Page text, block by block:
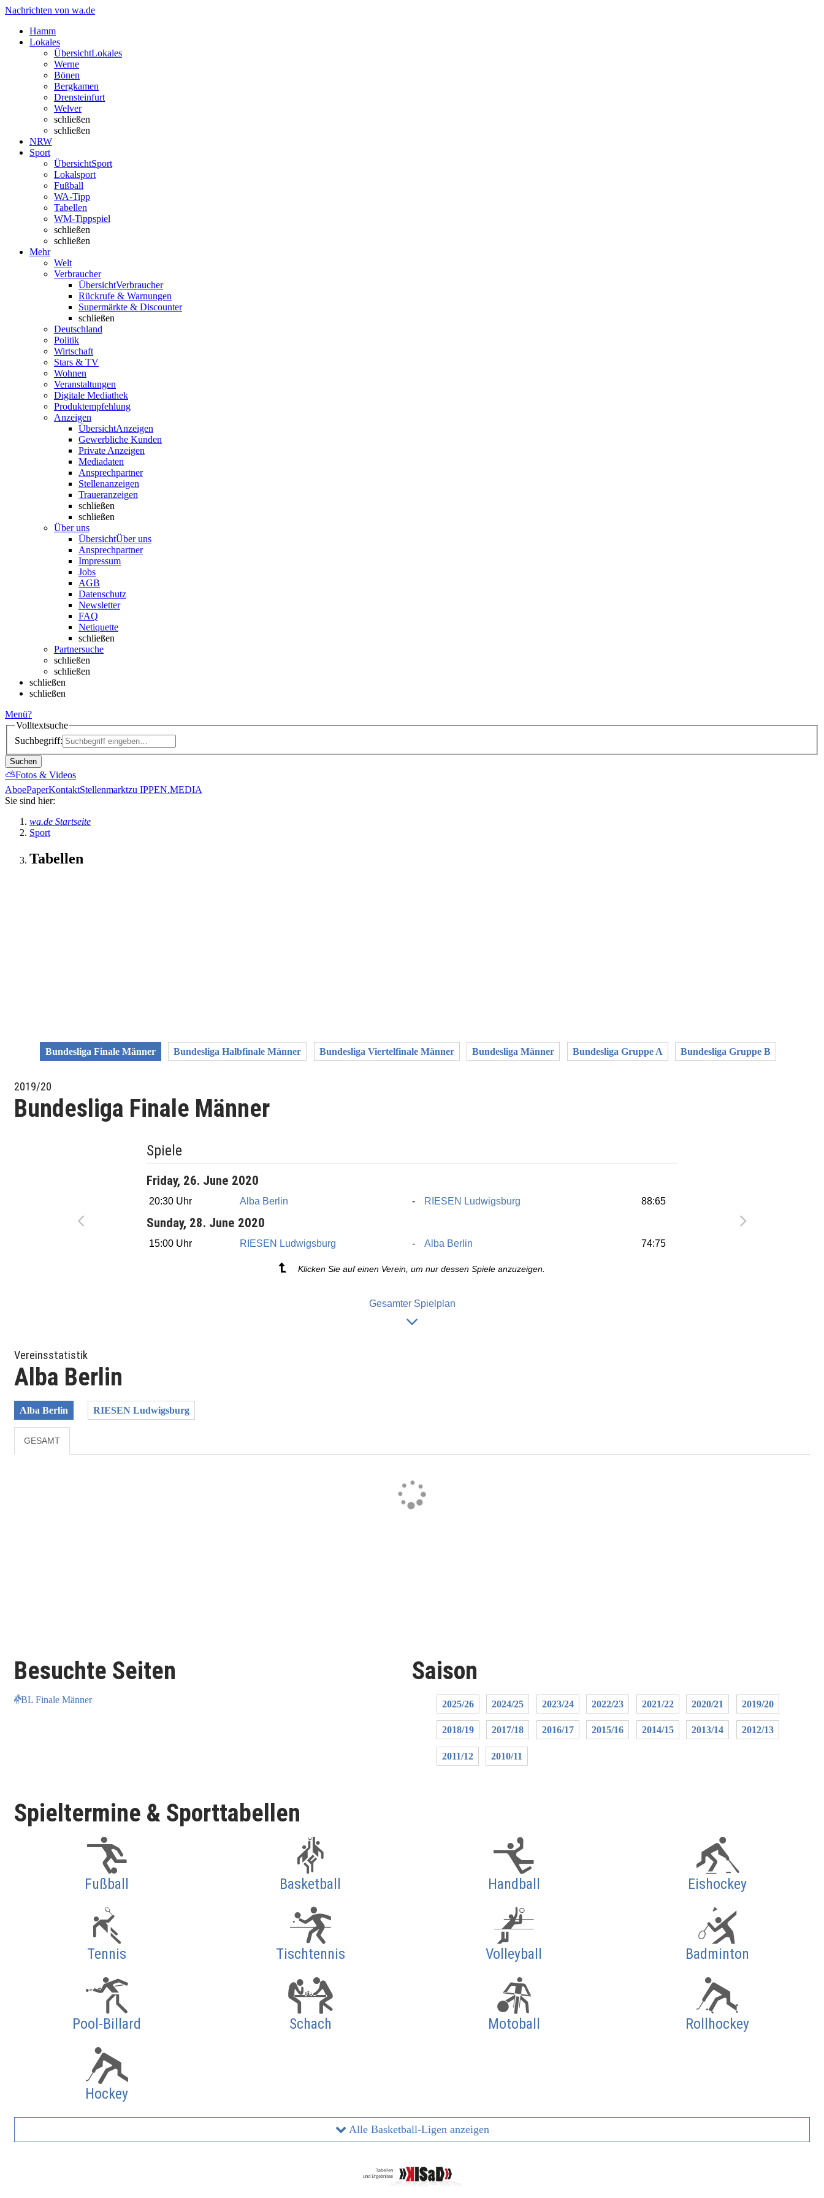
Nachrichten von wa.de
Hamm
Lokales
ÜbersichtLokales
Werne
Bönen
Bergkamen
Drensteinfurt
Welver
schließen
schließen
NRW
Sport
ÜbersichtSport
Lokalsport
Fußball
WA-Tipp
Tabellen
WM-Tippspiel
schließen
schließen
Mehr
Welt
Verbraucher
ÜbersichtVerbraucher
Rückrufe & Warnungen
Supermärkte & Discounter
schließen
Deutschland
Politik
Wirtschaft
Stars & TV
Wohnen
Veranstaltungen
Digitale Mediathek
Produktempfehlung
Anzeigen
ÜbersichtAnzeigen
Gewerbliche Kunden
Private Anzeigen
Mediadaten
Ansprechpartner
Stellenanzeigen
Traueranzeigen
schließen
schließen
Über uns
ÜbersichtÜber uns
Ansprechpartner
Impressum
Jobs
AGB
Datenschutz
Newsletter
FAQ
Netiquette
schließen
Partnersuche
schließen
schließen
schließen
schließen
Menü?
Volltextsuche
Suchbegriff:
Suchen
⛅Fotos & Videos
AboePaperKontaktStellenmarktzu IPPEN.MEDIA
Sie sind hier:
wa.de Startseite
Sport
Tabellen
Bundesliga Finale Männer Bundesliga Halbfinale Männer Bundesliga Viertelfinale Männer Bundesliga Männer Bundesliga Gruppe A Bundesliga Gruppe B
2019/20
Bundesliga Finale Männer
Spiele
Friday, 26. June 2020
20:30 Uhr Alba Berlin RIESEN Ludwigsburg 88:65
Sunday, 28. June 2020
15:00 Uhr RIESEN Ludwigsburg Alba Berlin 74:75
Klicken Sie auf einen Verein, um nur dessen Spiele anzuzeigen.
Gesamter Spielplan
Vereinsstatistik
Alba Berlin
Alba Berlin RIESEN Ludwigsburg
GESAMT
Besuchte Seiten
BL Finale Männer
Saison
2025/26 2024/25 2023/24 2022/23 2021/22 2020/21 2019/20
2018/19 2017/18 2016/17 2015/16 2014/15 2013/14 2012/13
2011/12 2010/11
Spieltermine & Sporttabellen
Fußball Basketball Handball Eishockey
Tennis Tischtennis Volleyball Badminton
Pool-Billard Schach Motoball Rollhockey
Hockey
Alle Basketball-Ligen anzeigen